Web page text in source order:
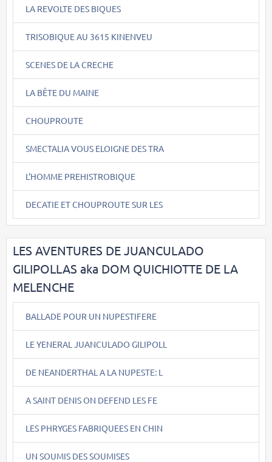
LA REVOLTE DES BIQUES
TRISOBIQUE AU 3615 KINENVEU
SCENES DE LA CRECHE
LA BÊTE DU MAINE
CHOUPROUTE
SMECTALIA VOUS ELOIGNE DES TRA
L'HOMME PREHISTROBIQUE
DECATIE ET CHOUPROUTE SUR LES
LES AVENTURES DE JUANCULADO
GILIPOLLAS aka DOM QUICHIOTTE DE LA
MELENCHE
BALLADE POUR UN NUPESTIFERE
LE YENERAL JUANCULADO GILIPOLL
DE NEANDERTHAL A LA NUPESTE: L
A SAINT DENIS ON DEFEND LES FE
LES PHRYGES FABRIQUEES EN CHIN
UN SOUMIS DES SOUMISES